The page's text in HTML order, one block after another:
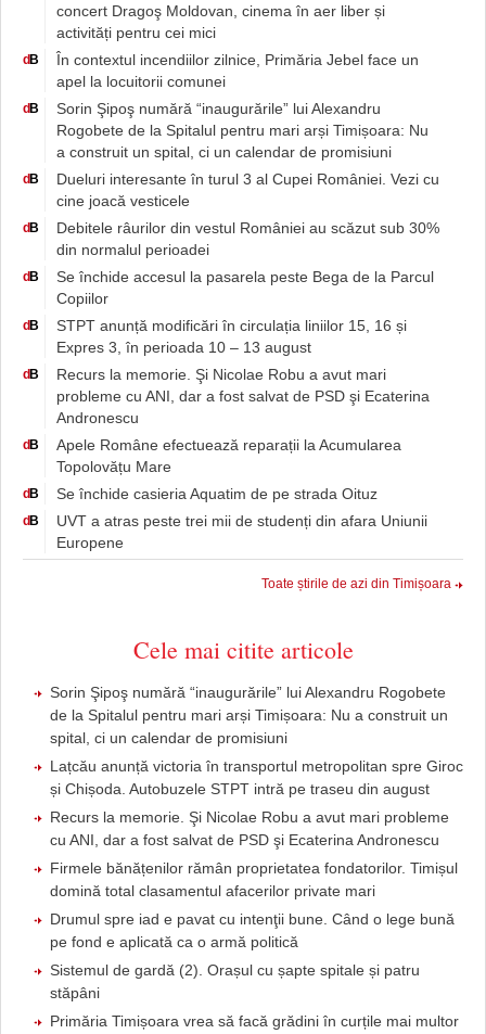
concert Dragoş Moldovan, cinema în aer liber și
activități pentru cei mici
d B
În contextul incendiilor zilnice, Primăria Jebel face un
apel la locuitorii comunei
d B
Sorin Şipoş numără “inaugurările” lui Alexandru
Rogobete de la Spitalul pentru mari arși Timișoara: Nu
a construit un spital, ci un calendar de promisiuni
d B
Dueluri interesante în turul 3 al Cupei României. Vezi cu
cine joacă vesticele
d B
Debitele râurilor din vestul României au scăzut sub 30%
din normalul perioadei
d B
Se închide accesul la pasarela peste Bega de la Parcul
Copiilor
d B
STPT anunță modificări în circulația liniilor 15, 16 și
Expres 3, în perioada 10 – 13 august
d B
Recurs la memorie. Şi Nicolae Robu a avut mari
probleme cu ANI, dar a fost salvat de PSD şi Ecaterina
Andronescu
d B
Apele Române efectuează reparații la Acumularea
Topolovățu Mare
d B Se închide casieria Aquatim de pe strada Oituz
d B
UVT a atras peste trei mii de studenți din afara Uniunii
Europene
Toate știrile de azi din Timișoara
Cele mai citite articole
Sorin Şipoş numără “inaugurările” lui Alexandru Rogobete
de la Spitalul pentru mari arși Timișoara: Nu a construit un
spital, ci un calendar de promisiuni
Lațcău anunță victoria în transportul metropolitan spre Giroc
și Chișoda. Autobuzele STPT intră pe traseu din august
Recurs la memorie. Şi Nicolae Robu a avut mari probleme
cu ANI, dar a fost salvat de PSD şi Ecaterina Andronescu
Firmele bănățenilor rămân proprietatea fondatorilor. Timișul
domină total clasamentul afacerilor private mari
Drumul spre iad e pavat cu intenţii bune. Când o lege bună
pe fond e aplicată ca o armă politică
Sistemul de gardă (2). Orașul cu șapte spitale și patru
stăpâni
Primăria Timișoara vrea să facă grădini în curțile mai multor